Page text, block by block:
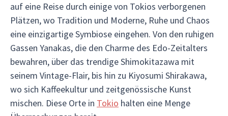
auf eine Reise durch einige von Tokios verborgenen
Plätzen, wo Tradition und Moderne, Ruhe und Chaos
eine einzigartige Symbiose eingehen. Von den ruhigen
Gassen Yanakas, die den Charme des Edo-Zeitalters
bewahren, über das trendige Shimokitazawa mit
seinem Vintage-Flair, bis hin zu Kiyosumi Shirakawa,
wo sich Kaffeekultur und zeitgenössische Kunst
mischen. Diese Orte in Tokio halten eine Menge